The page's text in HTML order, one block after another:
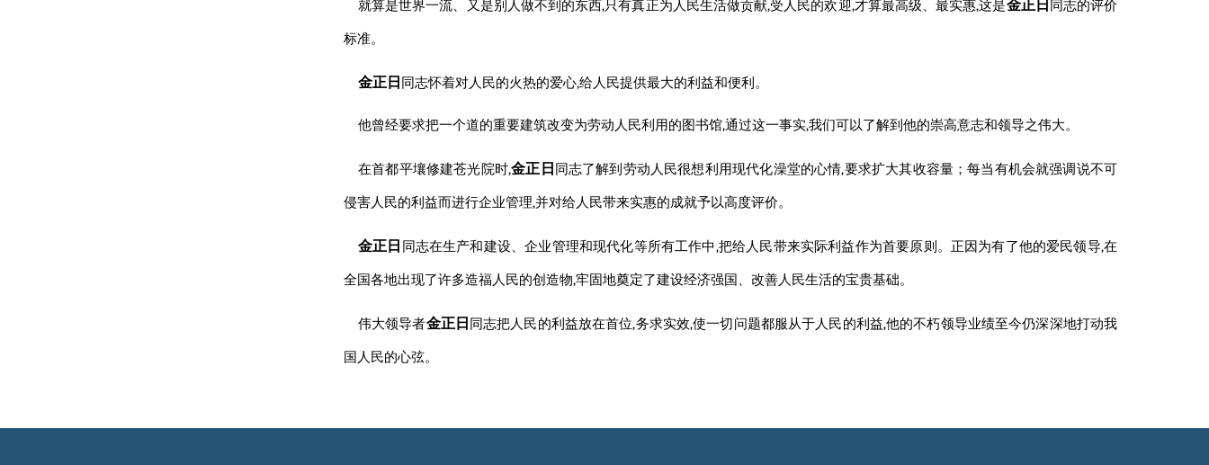
就算是世界一流、又是别人做不到的东西,只有真正为人民生活做贡献,受人民的欢迎,才算最高级、最实惠,这是金正日 同志的评价
标准。
金正日 同志怀着对人民的火热的爱心,给人民提供最大的利益和便利。
他曾经要求把一个道的重要建筑改变为劳动人民利用的图书馆,通过这一事实,我们可以了解到他的崇高意志和领导之伟大。
在首都平壤修建苍光院时,金正日 同志了解到劳动人民很想利用现代化澡堂的心情,要求扩大其收容量；每当有机会就强调说不可
侵害人民的利益而进行企业管理,并对给人民带来实惠的成就予以高度评价。
金正日 同志在生产和建设、企业管理和现代化等所有工作中,把给人民带来实际利益作为首要原则。正因为有了他的爱民领导,在
全国各地出现了许多造福人民的创造物,牢固地奠定了建设经济强国、改善人民生活的宝贵基础。
伟大领导者金正日 同志把人民的利益放在首位,务求实效,使一切问题都服从于人民的利益,他的不朽领导业绩至今仍深深地打动我
国人民的心弦。